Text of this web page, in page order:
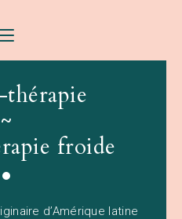
~
froide
d’Amérique latine